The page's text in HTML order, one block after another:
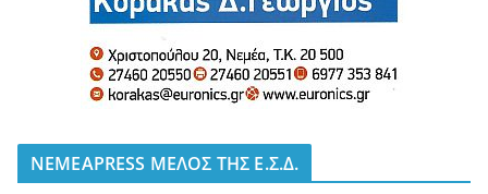
NEMEAPRESS ΜΕΛΟΣ ΤΗΣ Ε.Σ.Δ.